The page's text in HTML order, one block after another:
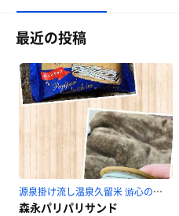
最近の投稿
源泉掛け流し温泉久留米 游心の湯のサ活
森永パリパリサンド